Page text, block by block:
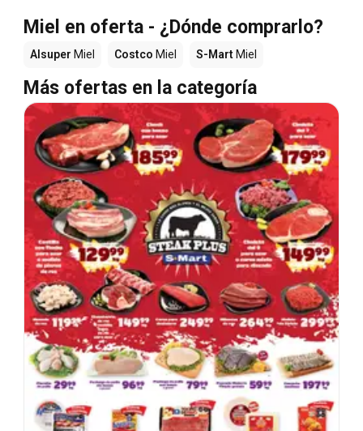
Miel en oferta - ¿Dónde comprarlo?
Alsuper Miel Costco Miel S-Mart Miel
Más ofertas en la categoría